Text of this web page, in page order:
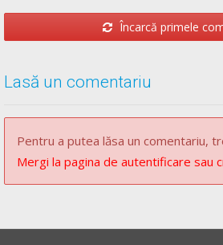
din cauza vizibilității reduse în spate,
urmă pot observa cu întârziere
autoturismul din spate să finalizeze
Răspunsul corect este: C
Curs de conduită preventivă -->Curs de
Încarcă primele
Lasă un comentariu
Pentru a putea lăsa un comentariu,
Mergi la pagina de autentificare sau